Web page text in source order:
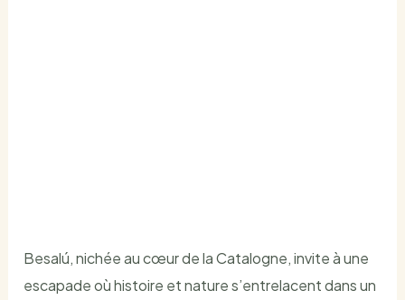
Besalú, nichée au cœur de la Catalogne, invite à une
escapade où histoire et nature s’entrelacent dans un